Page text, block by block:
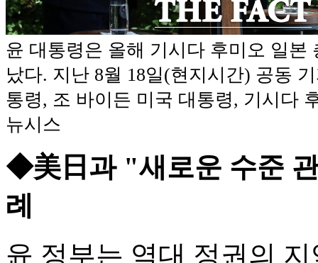
윤 대통령은 올해 기시다 후미오 일본
났다. 지난 8월 18일(현지시간) 공동
통령, 조 바이든 미국 대통령, 기시다
뉴시스
◆美日과 "새로운 수준
례
윤 정부는 역대 정권의